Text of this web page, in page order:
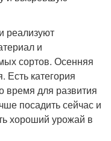
реализуют
и
сортов. Осенняя
Есть категория
время для развития
посадить сейчас и
хороший урожай в